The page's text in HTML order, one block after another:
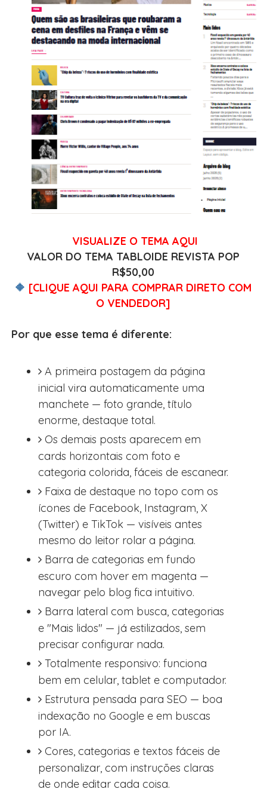
VISUALIZE O TEMA AQUI
VALOR DO TEMA TABLOIDE REVISTA POP
R$50,00
🔶 [CLIQUE AQUI PARA COMPRAR DIRETO COM
O VENDEDOR]
Por que esse tema é diferente:
A primeira postagem da página
inicial vira automaticamente uma
manchete — foto grande, título
enorme, destaque total.
Os demais posts aparecem em
cards horizontais com foto e
categoria colorida, fáceis de escanear.
Faixa de destaque no topo com os
ícones de Facebook, Instagram, X
(Twitter) e TikTok — visíveis antes
mesmo do leitor rolar a página.
Barra de categorias em fundo
escuro com hover em magenta —
navegar pelo blog fica intuitivo.
Barra lateral com busca, categorias
e "Mais lidos" — já estilizados, sem
precisar configurar nada.
Totalmente responsivo: funciona
bem em celular, tablet e computador.
Estrutura pensada para SEO — boa
indexação no Google e em buscas
por IA.
Cores, categorias e textos fáceis de
personalizar, com instruções claras
de onde editar cada coisa.